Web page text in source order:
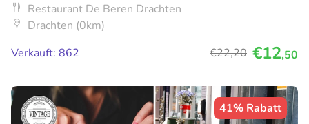
Restaurant De Beren Drachten
Drachten (0km)
Verkauft: 862
€22,20 €12,50
41% Rabatt